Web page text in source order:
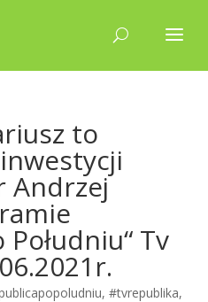
to
Andrzej
Tv
,#tvrepublika,